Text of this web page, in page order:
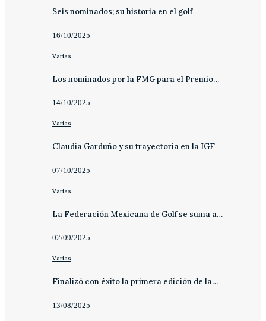
Seis nominados; su historia en el golf
16/10/2025
Varias
Los nominados por la FMG para el Premio…
14/10/2025
Varias
Claudia Garduño y su trayectoria en la IGF
07/10/2025
Varias
La Federación Mexicana de Golf se suma a…
02/09/2025
Varias
Finalizó con éxito la primera edición de la…
13/08/2025